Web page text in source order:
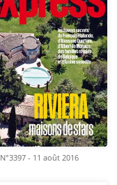
N°3397 - 11 août 2016